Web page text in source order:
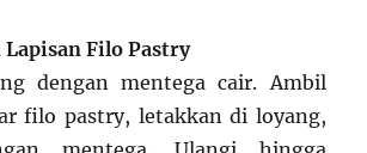
Lapisan Filo Pastry
dengan mentega cair. Ambil
filo pastry, letakkan di loyang,